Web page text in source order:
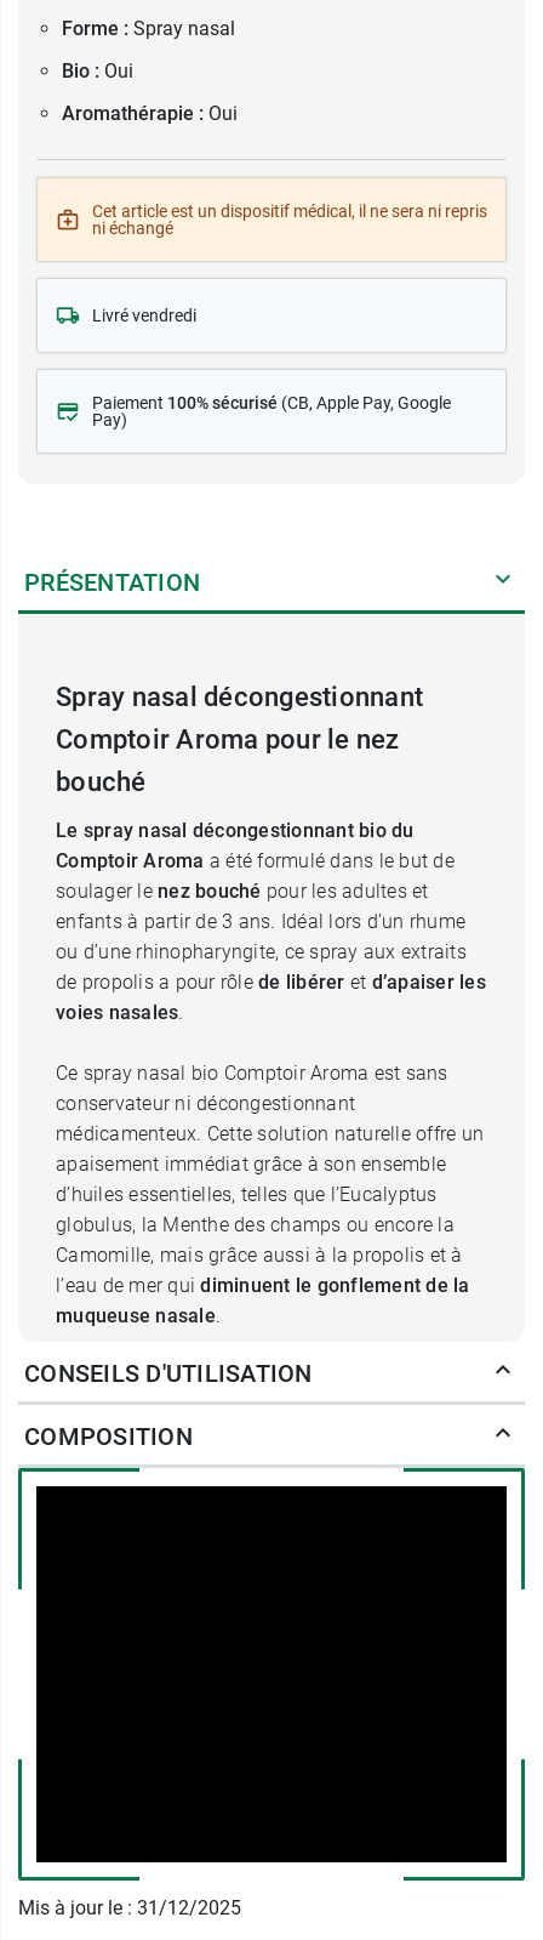
Forme : Spray nasal
Bio : Oui
Aromathérapie : Oui
Cet article est un dispositif médical, il ne sera ni repris
ni échangé
Livré vendredi
Paiement 100% sécurisé (CB, Apple Pay, Google
Pay)
PRÉSENTATION
Spray nasal décongestionnant
Comptoir Aroma pour le nez
bouché
Le spray nasal décongestionnant bio du
Comptoir Aroma a été formulé dans le but de
soulager le nez bouché pour les adultes et
enfants à partir de 3 ans. Idéal lors d’un rhume
ou d’une rhinopharyngite, ce spray aux extraits
de propolis a pour rôle de libérer et d’apaiser les
voies nasales.
Ce spray nasal bio Comptoir Aroma est sans
conservateur ni décongestionnant
médicamenteux. Cette solution naturelle offre un
apaisement immédiat grâce à son ensemble
d’huiles essentielles, telles que l’Eucalyptus
globulus, la Menthe des champs ou encore la
Camomille, mais grâce aussi à la propolis et à
l’eau de mer quidiminuent le gonflement de la
muqueuse nasale.
Ce spray permet ainsi d’adopter une bonne
hygiène du nez, sans avoir la sensation
perpétuelle de dessèchement. Son efficacité
vous procure ainsi unesensation de confortau
Ce spray nasal bio décongestionne ainsi le nez
emprisonnant les bactéries ou les virus.
CONSEILS D'UTILISATION
COMPOSITION
Mis à jour le : 31/12/2025